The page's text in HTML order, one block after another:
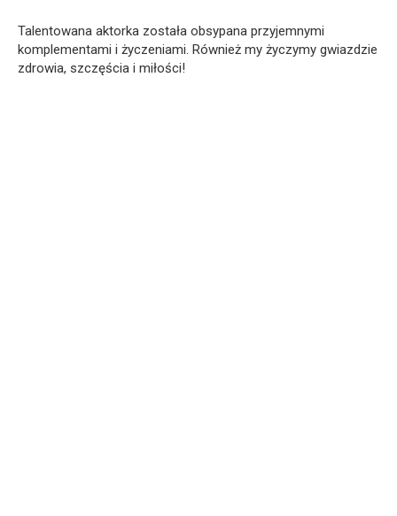
Talentowana aktorka została obsypana przyjemnymi
komplementami i życzeniami. Również my życzymy gwiazdzie
zdrowia, szczęścia i miłości!